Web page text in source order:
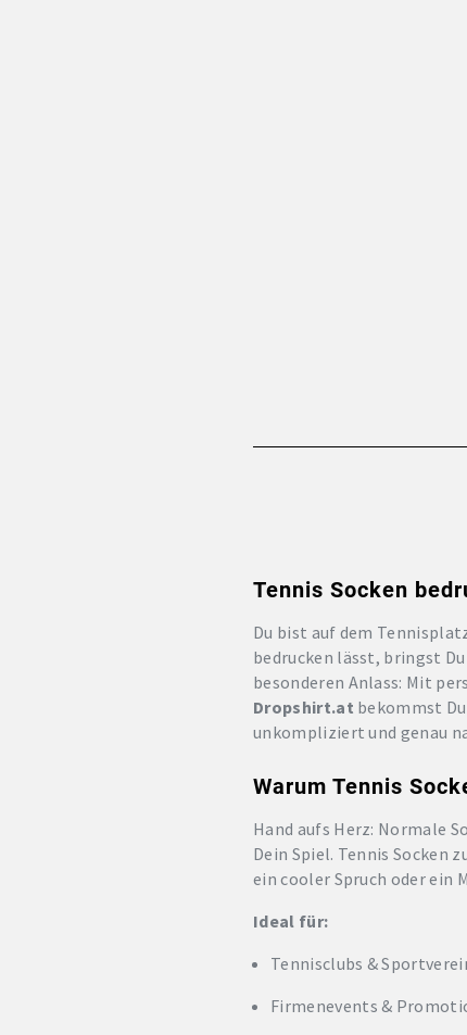
Tennis Socken
Du bist auf dem
bedrucken lässt, bringst
besonderen Anlass: Mit
Dropshirt.at bekommst
unkompliziert und genau
Warum Tennis
Hand aufs Herz: Normale
Dein Spiel. Tennis Socken
ein cooler Spruch oder ein
Ideal für:
Tennisclubs &
Firmenevents &